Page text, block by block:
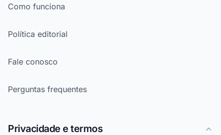
Como funciona
Política editorial
Fale conosco
Perguntas frequentes
Privacidade e termos